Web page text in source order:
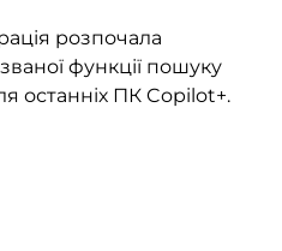
розпочала
функції пошуку
останніх ПК Copilot+.